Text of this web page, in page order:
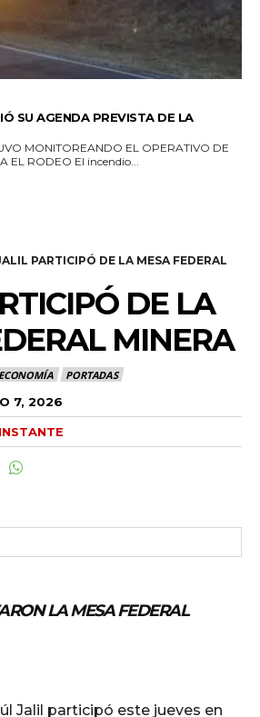
SU AGENDA PREVISTA DE LA
MONITOREANDO EL OPERATIVO DE
EMERGENCIA CAMINO A EL RODEO El incendio...